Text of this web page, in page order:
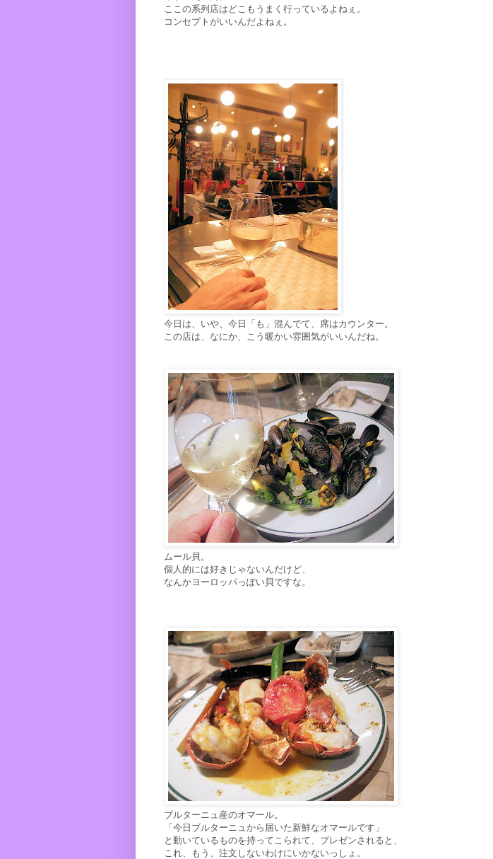
ここの系列店はどこもうまく行っているよねぇ。
コンセプトがいいんだよねぇ。
今日は、いや、今日「も」混んでて、席はカウンター。
この店は、なにか、こう暖かい雰囲気がいいんだね。
ムール貝。
個人的には好きじゃないんだけど、
なんかヨーロッパっぽい貝ですな。
ブルターニュ産のオマール。
「今日ブルターニュから届いた新鮮なオマールです」
と動いているものを持ってこられて、プレゼンされると、
これ、もう、注文しないわけにいかないっしょ。